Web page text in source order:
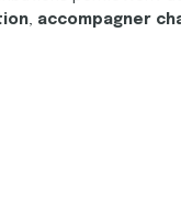
, accompagner